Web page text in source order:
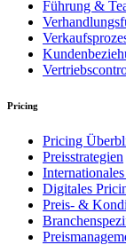
Führung &
Pricing
Pricing
Preisstrategien
Digitales
Preis- &